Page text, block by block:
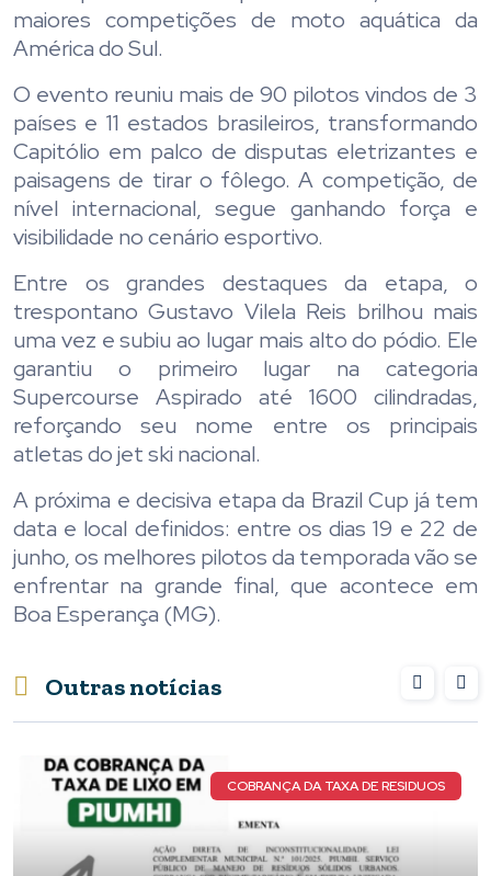
maiores competições de moto aquática da
América do Sul.
O evento reuniu mais de 90 pilotos vindos de 3
países e 11 estados brasileiros, transformando
Capitólio em palco de disputas eletrizantes e
paisagens de tirar o fôlego. A competição, de
nível internacional, segue ganhando força e
visibilidade no cenário esportivo.
Entre os grandes destaques da etapa, o
trespontano Gustavo Vilela Reis brilhou mais
uma vez e subiu ao lugar mais alto do pódio. Ele
garantiu o primeiro lugar na categoria
Supercourse Aspirado até 1600 cilindradas,
reforçando seu nome entre os principais
atletas do jet ski nacional.
A próxima e decisiva etapa da Brazil Cup já tem
data e local definidos: entre os dias 19 e 22 de
junho, os melhores pilotos da temporada vão se
enfrentar na grande final, que acontece em
Boa Esperança (MG).
Outras notícias
COBRANÇA DA TAXA DE RESIDUOS